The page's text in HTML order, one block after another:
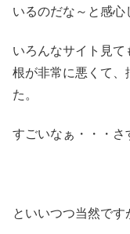
いるのだな～と感心
いろんなサイト見
根が非常に悪くて
た。
すごいなぁ・・・さ
といいつつ当然です